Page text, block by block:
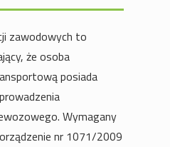
zawodowych to
że osoba
posiada
Wymagany
nr 1071/2009